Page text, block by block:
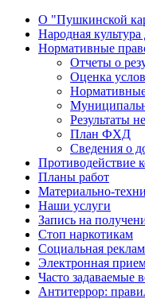
О "Пушкинской
Народная
Нормативные
Отчеты о
Оценка
Результаты
План ФХД
Сведения о
Противодействие
Планы работ
Материально-
Наши услуги
Запись на
Стоп наркотикам
Социальная
Электронная
Часто задаваемые
Антитеррор: